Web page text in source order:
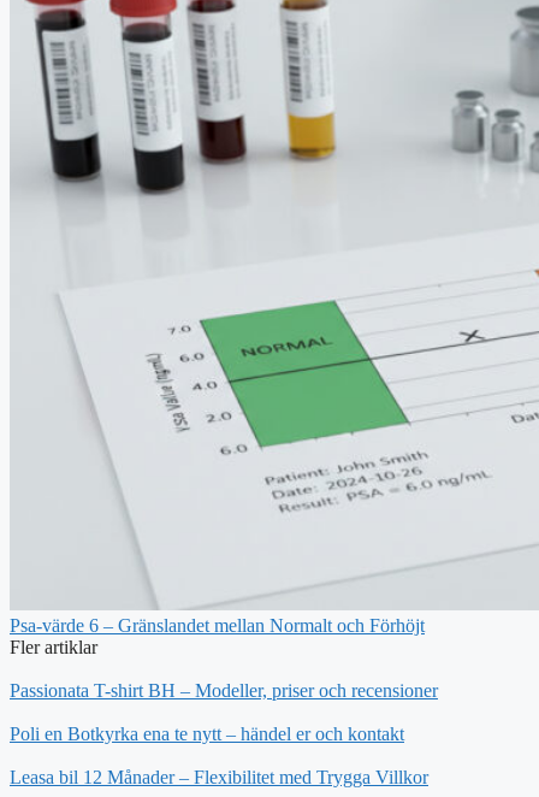
Psa-värde 6 – Gränslandet mellan Normalt och Förhöjt
Fler artiklar
Passionata T-shirt BH – Modeller, priser och recensioner
Poli en Botkyrka ena te nytt – händel er och kontakt
Leasa bil 12 Månader – Flexibilitet med Trygga Villkor